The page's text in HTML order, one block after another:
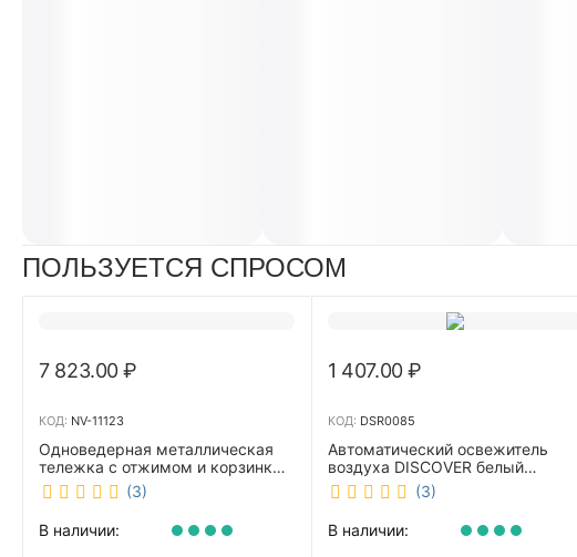
ПОЛЬЗУЕТСЯ СПРОСОМ
7 823.00₽
КОД: NV-11123
Одноведерная металлическая
тележка с отжимом и корзинкой
под химию NV 23 л NV-11123
(3)
В наличии:
1 407.00₽
КОД: DSR0085
Автоматический освежитель
воздуха DISCOVER белый
DSR0085
(3)
В наличии: